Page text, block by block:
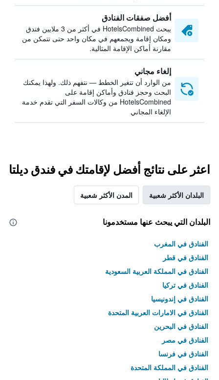
أفضل صفقات الفنادق
يبحث HotelsCombined في أكثر من 3 ملايين فندق
ومكان إقامة ويجمعهم في مكان واحد حتى تتمكن من
مقارنة أماكن الإقامة المثالية.
إلغاء مجاني
من الوارد أن تتغير الخطط — نتفهم ذلك. ولهذا يمكنك
البحث وحجز فنادق وأماكن إقامة على
HotelsCombined من وكالات السفر التي تقدم خدمة
الإلغاء المجاني
اعثر على نتائج أفضل لإقامتك في فندق ديلتا
البلدان الأكثر شعبية المدن الأكثر شعبية
البلدان التي يبحث عنها مستخدمونا
الفنادق في المغرب
الفنادق في قطر
الفنادق في المملكة العربية السعودية
الفنادق في تركيا
الفنادق في إندونيسيا
الفنادق في الامارات العربية المتحدة
الفنادق في البحرين
الفنادق في مصر
الفنادق في فرنسا
الفنادق في المملكة المتحدة